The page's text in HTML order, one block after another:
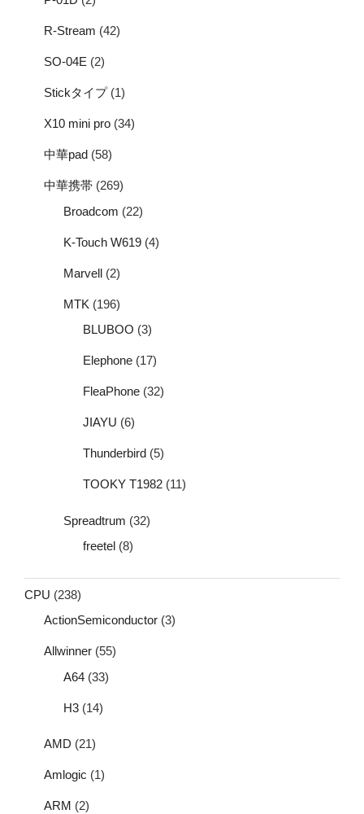
R-Stream (42)
SO-04E (2)
Stickタイプ(1)
X10 mini pro (34)
中華pad (58)
中華携帯 (269)
Broadcom (22)
K-Touch W619 (4)
Marvell (2)
MTK (196)
BLUBOO (3)
Elephone (17)
FleaPhone (32)
JIAYU (6)
Thunderbird (5)
TOOKY T1982 (11)
Spreadtrum (32)
freetel (8)
CPU (238)
ActionSemiconductor (3)
Allwinner (55)
A64 (33)
H3 (14)
AMD (21)
Amlogic (1)
ARM (2)